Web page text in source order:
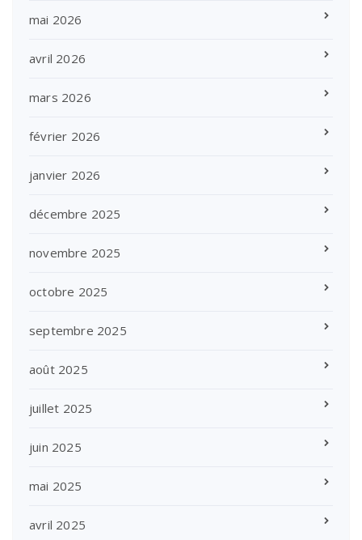
mai 2026
avril 2026
mars 2026
février 2026
janvier 2026
décembre 2025
novembre 2025
octobre 2025
septembre 2025
août 2025
juillet 2025
juin 2025
mai 2025
avril 2025